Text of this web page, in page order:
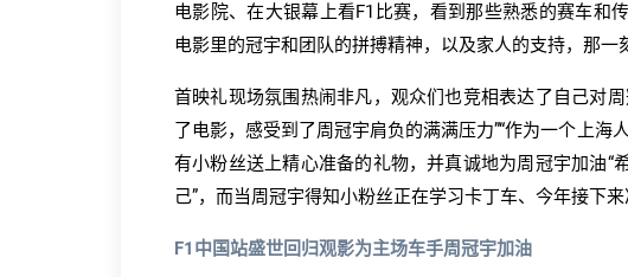
电影院、在大银幕上看F1比赛，看到那些熟悉的赛车和
电影里的冠宇和团队的拼搏精神，以及家人的支持，那一
首映礼现场氛围热闹非凡，观众们也竞相表达了自己对
了电影，感受到了周冠宇肩负的满满压力”“作为一个上海
有小粉丝送上精心准备的礼物，并真诚地为周冠宇加油“
己”，而当周冠宇得知小粉丝正在学习卡丁车、今年接下
F1中国站盛世回归观影为主场车手周冠宇加油